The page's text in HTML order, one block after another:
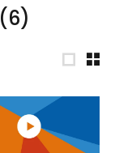
(6)